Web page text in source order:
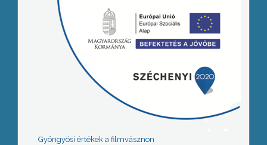
Gyöngyösi értékek a filmvásznon